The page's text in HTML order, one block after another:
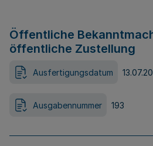
Öffentliche
öffentliche Zustellung
Ausfertigungsdatum
Ausgabennummer 193